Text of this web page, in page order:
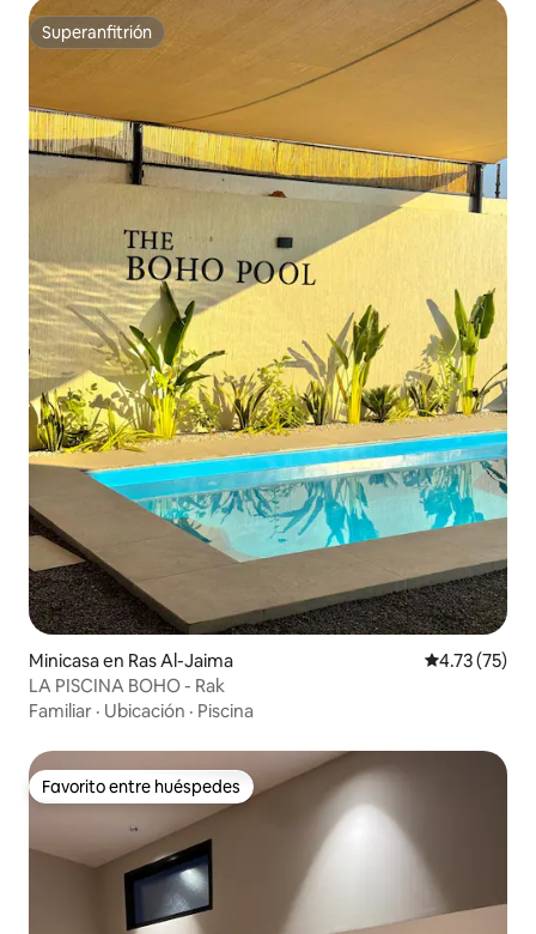
Superanfitrión
Superanfitrión
Minicasa en Ras Al-Jaima Calificación
4.73 (75)
LA PISCINA BOHO - Rak
Familiar · Ubicación · Piscina
Favorito entre huéspedes
Favorito entre huéspedes